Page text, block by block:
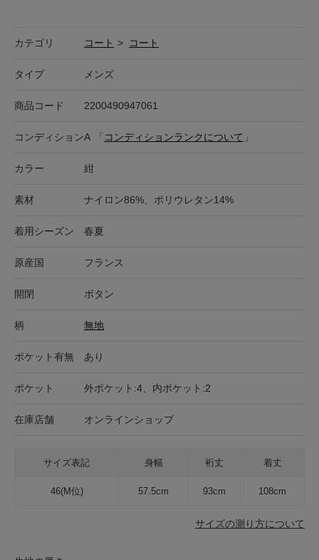
カテゴリ コート > コート
タイプ メンズ
商品コード 2200490947061
コンディションA 「 コンディションランクについて 」
カラー 紺
素材 ナイロン86%、ポリウレタン14%
着用シーズン 春夏
原産国 フランス
開閉 ボタン
柄 無地
ポケット有無 あり
ポケット 外ポケット:4、内ポケット:2
在庫店舗 オンラインショップ
サイズ表記 身幅 裄丈 着丈
46(M位) 57.5cm 93cm 108cm
サイズの測り方について